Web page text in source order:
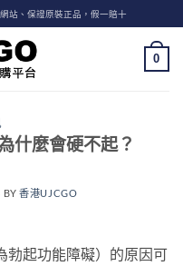
站、保證原裝正品，假一賠十
0
什麼會硬不起？
BY香港UJCGO
勃起功能障礙）的原因可